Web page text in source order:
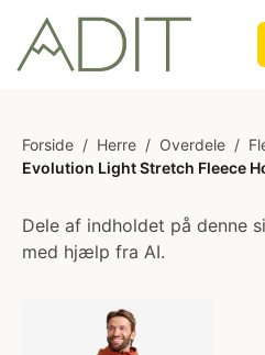
Forside / Herre / Overdele /
Evolution Light Stretch Fleece
Dele af indholdet på denne
med hjælp fra AI.